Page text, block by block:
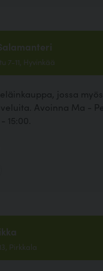
7-11, Hyvinkää
jossa myös
Avoinna Ma -
15:00.
Pirkkala